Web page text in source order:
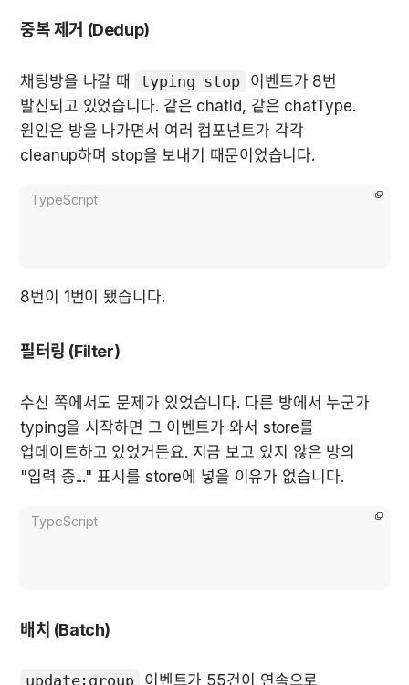
중복 제거 (Dedup)
채팅방을 나갈 때 typing stop
이벤트가 8번
발신되고 있었습니다. 같은 chatId, 같은 chatType.
원인은 방을 나가면서 여러 컴포넌트가 각각
cleanup하며 stop을 보내기 때문이었습니다.
TypeScript
8번이 1번이 됐습니다.
필터링 (Filter)
수신 쪽에서도 문제가 있었습니다. 다른 방에서 누군가
typing을 시작하면 그 이벤트가 와서 store를
업데이트하고 있었거든요. 지금 보고 있지 않은 방의
"입력 중..." 표시를 store에 넣을 이유가 없습니다.
TypeScript
배치 (Batch)
update:group
이벤트가 55건이 연속으로